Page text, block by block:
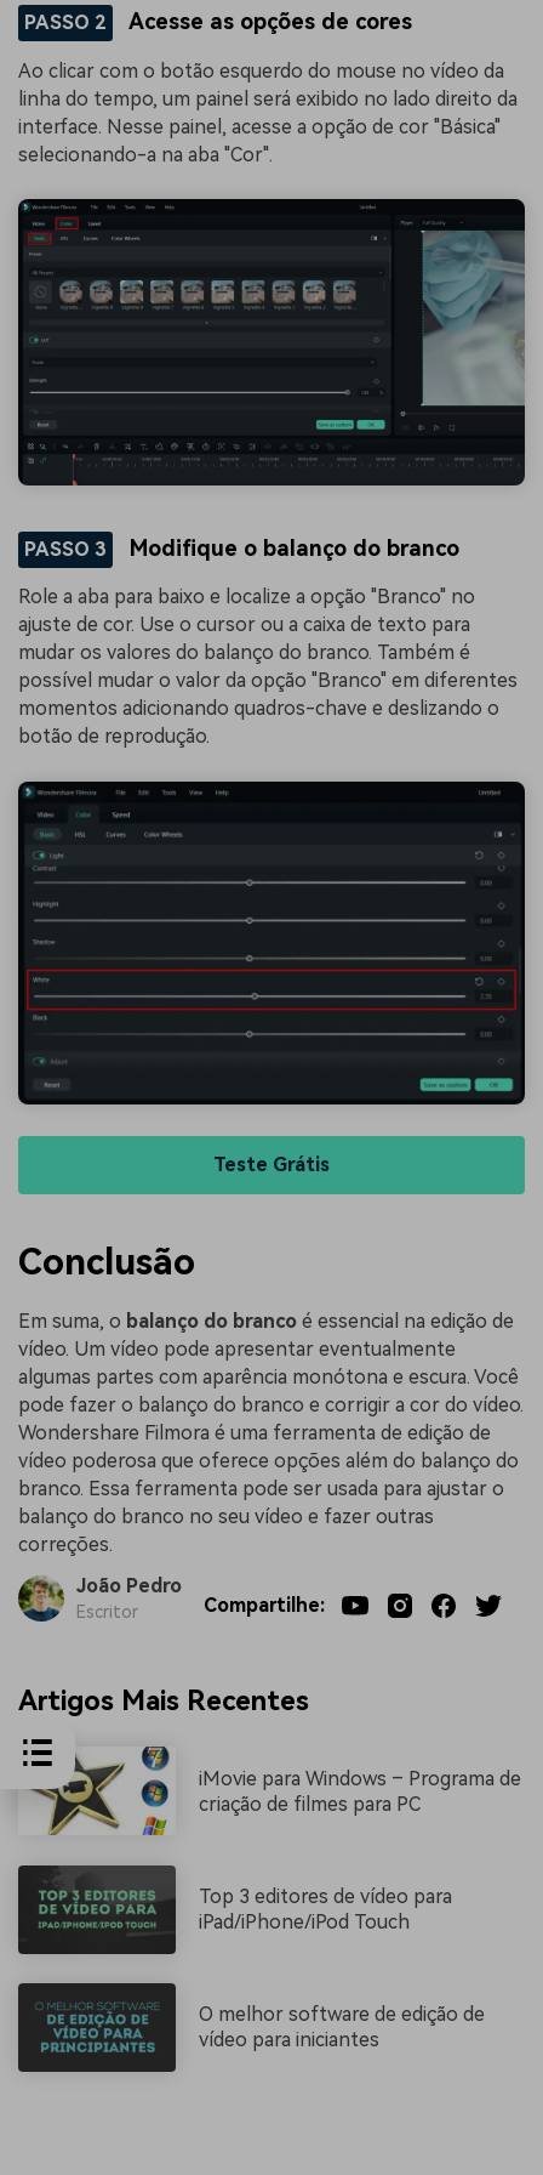
PASSO 2 Acesse as opções de cores
Ao clicar com o botão esquerdo do mouse no vídeo da
linha do tempo, um painel será exibido no lado direito da
interface. Nesse painel, acesse a opção de cor "Básica"
selecionando-a na aba "Cor".
PASSO 3 Modifique o balanço do branco
Role a aba para baixo e localize a opção "Branco" no
ajuste de cor. Use o cursor ou a caixa de texto para
mudar os valores do balanço do branco. Também é
possível mudar o valor da opção "Branco" em diferentes
momentos adicionando quadros-chave e deslizando o
botão de reprodução.
Teste Grátis
Conclusão
Em suma, o balanço do branco é essencial na edição de
vídeo. Um vídeo pode apresentar eventualmente
algumas partes com aparência monótona e escura. Você
pode fazer o balanço do branco e corrigir a cor do vídeo.
Wondershare Filmora é uma ferramenta de edição de
vídeo poderosa que oferece opções além do balanço do
branco. Essa ferramenta pode ser usada para ajustar o
balanço do branco no seu vídeo e fazer outras
correções.
João Pedro
Escritor Compartilhe:
Artigos Mais Recentes
iMovie para Windows – Programa de
criação de filmes para PC
Top 3 editores de vídeo para
iPad/iPhone/iPod Touch
O melhor software de edição de
vídeo para iniciantes